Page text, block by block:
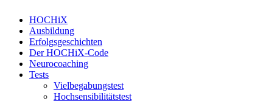
HOCHiX
Ausbildung
Erfolgsgeschichten
Der HOCHiX-Code
Neurocoaching
Tests
Vielbegabungstest
Hochsensibilitätstest